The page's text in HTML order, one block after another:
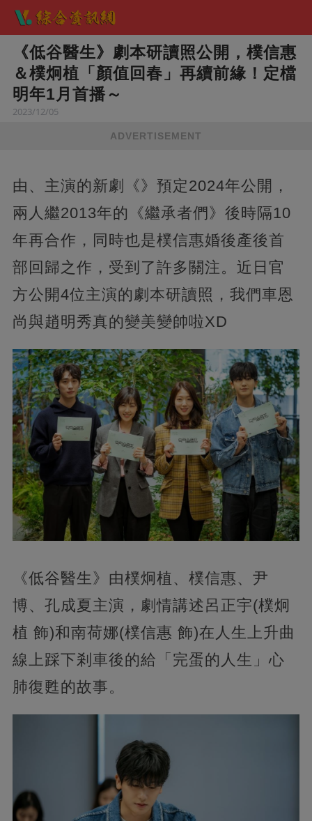
《低谷醫生》劇本研讀照公開，樸信惠
＆樸炯植「顏值回春」再續前緣！定檔
明年1月首播～
2023/12/05
ADVERTISEMENT
由、主演的新劇《》預定2024年公開，
兩人繼2013年的《繼承者們》後時隔10
年再合作，同時也是樸信惠婚後產後首
部回歸之作，受到了許多關注。近日官
方公開4位主演的劇本研讀照，我們車恩
尚與趙明秀真的變美變帥啦XD
《低谷醫生》由樸炯植、樸信惠、尹
博、孔成夏主演，劇情講述呂正宇(樸炯
植 飾)和南荷娜(樸信惠 飾)在人生上升曲
線上踩下剎車後的給「完蛋的人生」心
肺復甦的故事。